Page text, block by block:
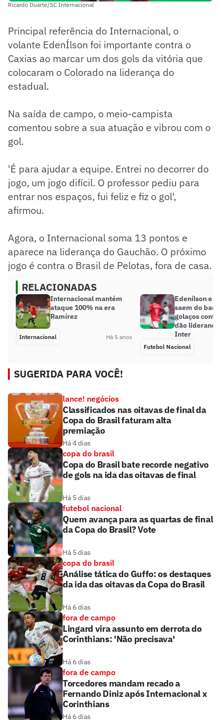
Ricardo Duarte/SC Internacional
Principal referência do Internacional, o
volante EdenÍlson foi importante contra o
Caxias ao marcar um dos gols da vitória que
colocaram o Colorado na liderança do
estadual.
Na saída de campo, o meio-campista
comentou sobre a sua atuação e vibrou com o
gol.
'É para ajudar a equipe. Entrei no decorrer do
jogo, um jogo difícil. O professor pediu para
entrar nos espaços, fui feliz e fiz o gol',
afirmou.
Agora, o Internacional soma 13 pontos e
aparece na liderança do Gauchão. O próximo
jogo é contra o Brasil de Pelotas, fora de casa.
RELACIONADAS
Internacional mantém
ataque 100% na era
Ramírez
Internacional Há 5 anos
Edenílson e
saem do
golaços
dão liderança
Inter
Futebol Nacional
SUGERIDA PARA VOCÊ!
lance! negócios
Classificados nas oitavas de final da
Copa do Brasil faturam alta
premiação
Há 4 dias
copa do brasil
Copa do Brasil bate recorde negativo
de gols na ida das oitavas de final
Há 5 dias
futebol nacional
Quem avança para as quartas de final
da Copa do Brasil? Vote
Há 5 dias
copa do brasil
Análise tática do Guffo: os destaques
da ida das oitavas da Copa do Brasil
Há 6 dias
fora de campo
Lingard vira assunto em derrota do
Corinthians: 'Não precisava'
Há 6 dias
fora de campo
Torcedores mandam recado a
Fernando Diniz após Internacional x
Corinthians
Há 6 dias